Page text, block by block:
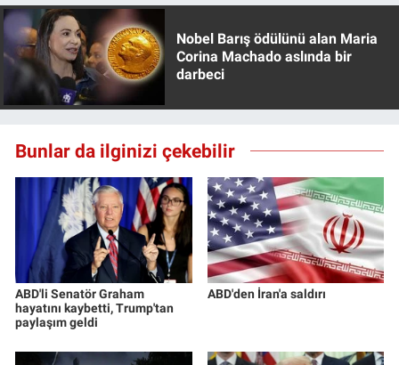
Nobel Barış ödülünü alan Maria
Corina Machado aslında bir
darbeci
Bunlar da ilginizi çekebilir
ABD'li Senatör Graham
hayatını kaybetti, Trump'tan
paylaşım geldi
ABD'den İran'a saldırı
Canlı Yayın